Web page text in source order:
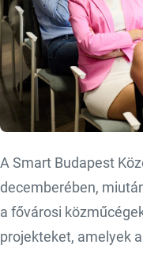
A Smart Budapest
decemberében,
a fővárosi
projekteket, amelyek